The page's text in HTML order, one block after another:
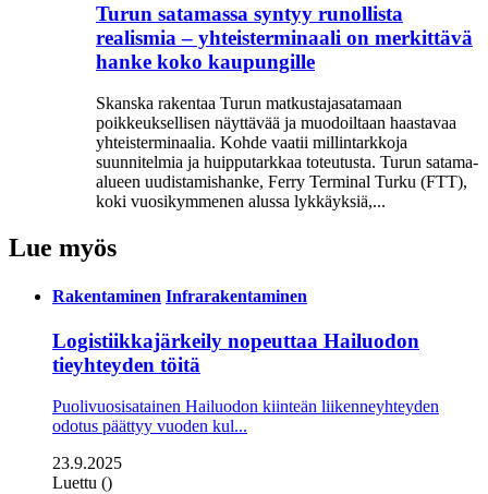
Turun satamassa syntyy runollista
realismia – yhteisterminaali on merkittävä
hanke koko kaupungille
Skanska rakentaa Turun matkustajasatamaan
poikkeuksellisen näyttävää ja muodoiltaan haastavaa
yhteisterminaalia. Kohde vaatii millintarkkoja
suunnitelmia ja huipputarkkaa toteutusta. Turun satama-
alueen uudistamishanke, Ferry Terminal Turku (FTT),
koki vuosikymmenen alussa lykkäyksiä,...
Lue myös
Rakentaminen Infrarakentaminen
Logistiikkajärkeily nopeuttaa Hailuodon
tieyhteyden töitä
Puolivuosisatainen Hailuodon kiinteän liikenneyhteyden
odotus päättyy vuoden kul...
23.9.2025
Luettu ()